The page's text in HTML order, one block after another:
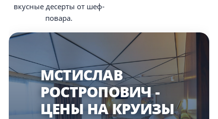
вкусные десерты от шеф-
повара.
МСТИСЛАВ
РОСТРОПОВИЧ -
ЦЕНЫ НА КРУИЗЫ